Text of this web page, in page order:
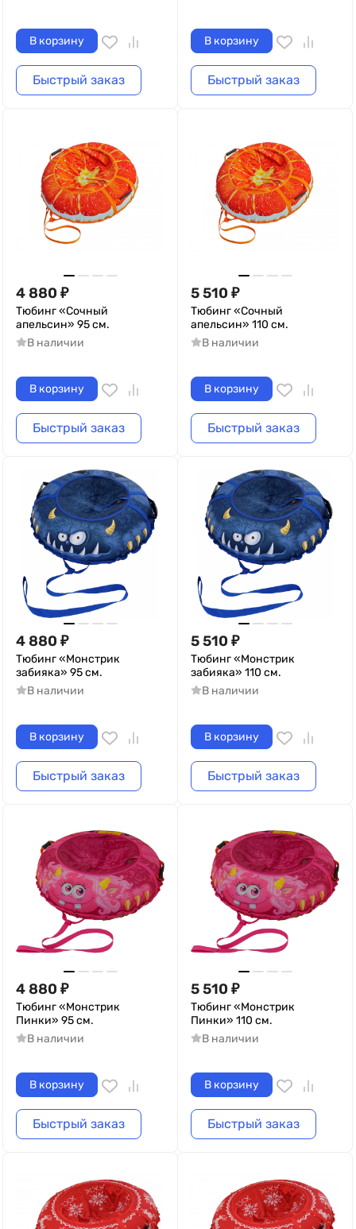
В корзину
Быстрый заказ
В корзину
Быстрый заказ
4 880 ₽
Тюбинг «Сочный
апельсин» 95 см.
В наличии
В корзину
Быстрый заказ
5 510 ₽
Тюбинг «Сочный
апельсин» 110 см.
В наличии
В корзину
Быстрый заказ
4 880 ₽
Тюбинг «Монстрик
забияка» 95 см.
В наличии
В корзину
Быстрый заказ
5 510 ₽
Тюбинг «Монстрик
забияка» 110 см.
В наличии
В корзину
Быстрый заказ
4 880 ₽
Тюбинг «Монстрик
Пинки» 95 см.
В наличии
В корзину
Быстрый заказ
5 510 ₽
Тюбинг «Монстрик
Пинки» 110 см.
В наличии
В корзину
Быстрый заказ